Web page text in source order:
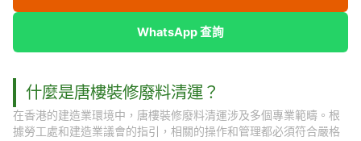
WhatsApp 查詢
什麼是唐樓裝修廢料清運？
在香港的建造業環境中，唐樓裝修廢料清運涉及多個專業範疇。根
據勞工處和建造業議會的指引，相關的操作和管理都必須符合嚴格